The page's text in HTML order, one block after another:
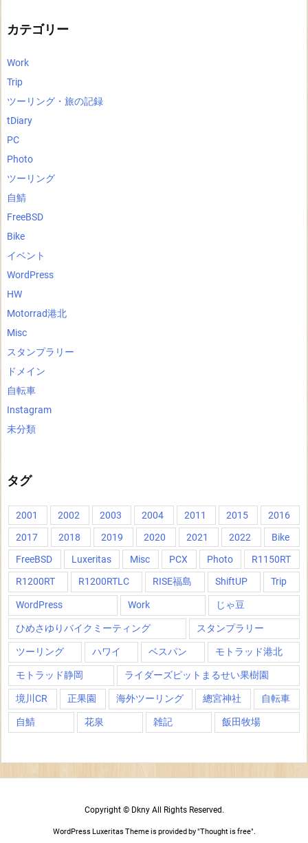
カテゴリー
Work
Trip
ツーリング・旅の記録
tDiary
PC
Photo
ツーリング
自鯖
FreeBSD
Bike
イベント
WordPress
HW
Motorrad港北
Misc
スタンプラリー
ドメイン
自転車
Instagram
未分類
タグ
2001 2002 2003 2004 2011 2015
2016
2017
2018 2019 2020 2021 2022
Bike
FreeBSD
Luxeritas Misc PCX Photo
R1150RT
R1200RT
R1200RTLC RISE福島 ShiftUP Trip
WordPress Work じゃ豆
ひめさゆりバイクミーティング スタンプラリー
ツーリング ハワイ ベスパン モトラッド港北
モトラッド静岡 ライダーズピットまるせい果樹園
境川CR 正果園 海外ツーリング 總宮神社 自転車
自鯖 花泉 雑記 飯田牧場
Copyright © DknyAll Rights Reserved.
WordPress Luxeritas Theme is provided by "Thought is free".